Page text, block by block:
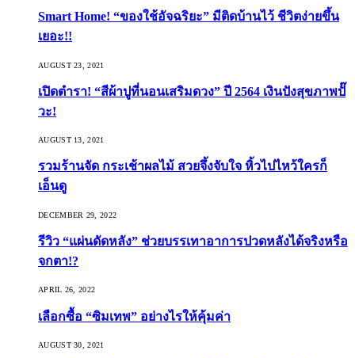
Smart Home! “ของใช้อัจฉริยะ” มีติดบ้านไว้ ชีวิตง่ายขึ้น
เยอะ!!
AUGUST 23, 2021
เปิดตำรา! “สีผ้าปูที่นอนเสริมดวง” ปี 2564 เงินปังสุขภาพปั๊
วะ!
AUGUST 13, 2021
รวมร้านจัด กระเช้าผลไม้ สวยจึ้งจับใจ หิ้วไปไหว้ใครก็
เอ็นดู
DECEMBER 29, 2022
รีวิว “แผ่นดัดหลัง” ช่วยบรรเทาอาการปวดหลังได้จริงหรือ
จกตา!?
APRIL 26, 2022
เลือกซื้อ “ซิมเทพ” อย่างไรให้คุ้มค่า
AUGUST 30, 2021